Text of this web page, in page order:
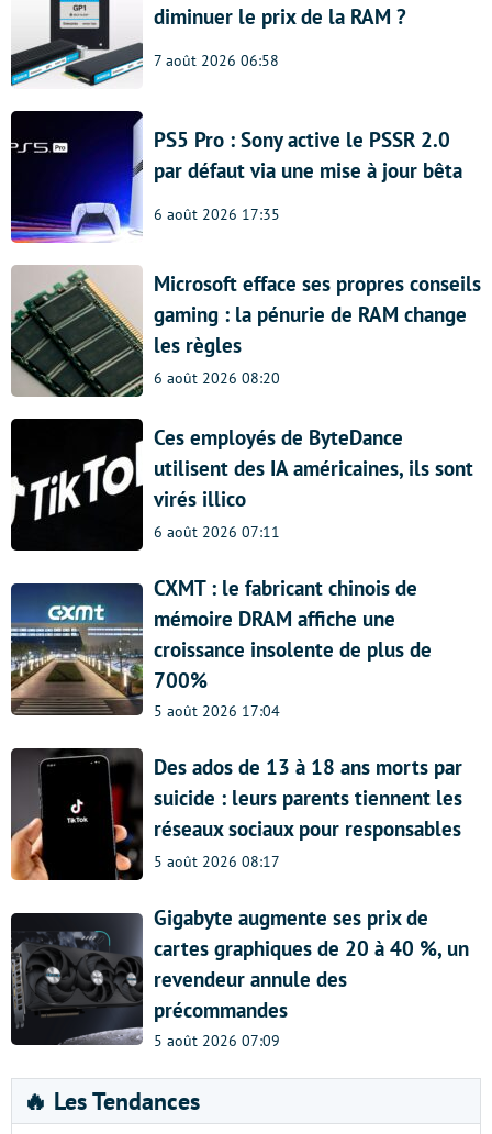
diminuer le prix de la RAM ?
7 août 2026 06:58
PS5 Pro : Sony active le PSSR 2.0
par défaut via une mise à jour bêta
6 août 2026 17:35
Microsoft efface ses propres conseils
gaming : la pénurie de RAM change
les règles
6 août 2026 08:20
Ces employés de ByteDance
utilisent des IA américaines, ils sont
virés illico
6 août 2026 07:11
CXMT : le fabricant chinois de
mémoire DRAM affiche une
croissance insolente de plus de
700%
5 août 2026 17:04
Des ados de 13 à 18 ans morts par
suicide : leurs parents tiennent les
réseaux sociaux pour responsables
5 août 2026 08:17
Gigabyte augmente ses prix de
cartes graphiques de 20 à 40 %, un
revendeur annule des
précommandes
5 août 2026 07:09
🔥 Les Tendances